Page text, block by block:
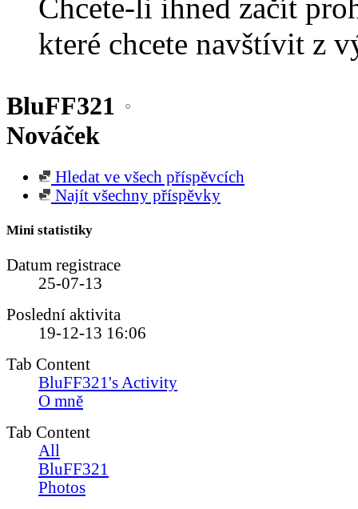
Chcete-li ihned začít
které chcete navštívit z
BluFF321
Nováček
Hledat ve všech příspěvcích
Najít všechny příspěvky
Mini statistiky
Datum registrace
25-07-13
Poslední aktivita
19-12-13 16:06
Tab Content
BluFF321's Activity
O mně
Tab Content
All
BluFF321
Photos